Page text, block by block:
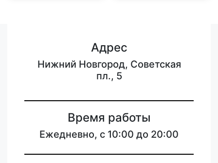
Адрес
Нижний Новгород, Советская
пл., 5
Время работы
Ежедневно, с 10:00 до 20:00